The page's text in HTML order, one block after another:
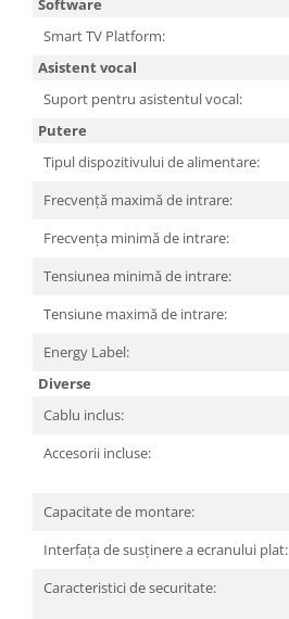
Software
Smart TV Platform:
Asistent vocal
Suport pentru asistentul vocal:
Putere
Tipul dispozitivului de alimentare:
Frecvență maximă de intrare:
Frecvența minimă de intrare:
Tensiunea minimă de intrare:
Tensiune maximă de intrare:
Energy Label:
Diverse
Cablu inclus:
Accesorii incluse:
Capacitate de montare:
Interfața de susținere a ecranului plat:
Caracteristici de securitate: